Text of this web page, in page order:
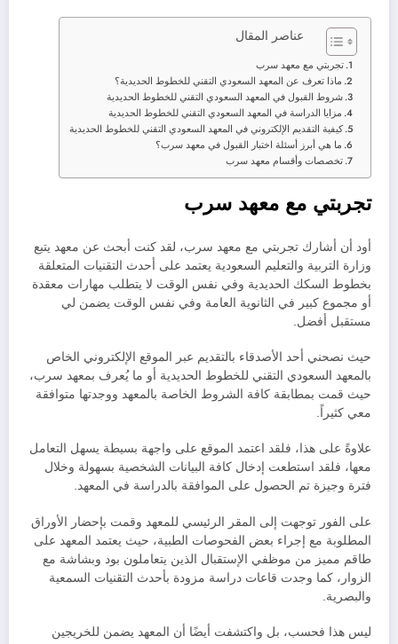
عناصر المقال
تجربتي مع معهد سرب
ماذا تعرف عن المعهد السعودي التقني للخطوط الحديدية؟
شروط القبول في المعهد السعودي التقني للخطوط الحديدية
مزايا الدراسة في المعهد السعودي التقني للخطوط الحديدية
كيفية التقديم الإلكتروني في المعهد السعودي التقني للخطوط الحديدية
ما هي أبرز أسئلة اختبار القبول في معهد سرب؟
تخصصات وأقسام معهد سرب
تجربتي مع معهد سرب
أود أن أشارك تجربتي مع معهد سرب، لقد كنت أبحث عن معهد يتبع
وزارة التربية والتعليم السعودية يعتمد على أحدث التقنيات المتعلقة
بخطوط السكك الحديدية وفي نفس الوقت لا يتطلب مهارات معقدة
أو مجموع كبير في الثانوية العامة وفي نفس الوقت يضمن لي
مستقبل أفضل.
حيث نصحني أحد الأصدقاء بالتقديم عبر الموقع الإلكتروني الخاص
بالمعهد السعودي التقني للخطوط الحديدية أو ما يُعرف بمعهد سرب،
حيث قمت بمطابقة كافة الشروط الخاصة بالمعهد ووجدتها متوافقة
معي كثيراً.
علاوةً على هذا، فلقد اعتمد الموقع على واجهة بسيطة يسهل التعامل
معها، فلقد استطعت إدخال كافة البيانات الشخصية بسهولة وخلال
فترة وجيزة تم الحصول على الموافقة بالدراسة في المعهد.
على الفور توجهت إلى المقر الرئيسي للمعهد وقمت بإحضار الأوراق
المطلوبة مع إجراء بعض الفحوصات الطبية، حيث يعتمد المعهد على
طاقم مميز من موظفي الإستقبال الذين يتعاملون بود وبشاشة مع
الزوار، كما وجدت قاعات دراسة مزودة بأحدث التقنيات السمعية
والبصرية.
ليس هذا فحسب، بل واكتشفت أيضًا أن المعهد يضمن للخريجين